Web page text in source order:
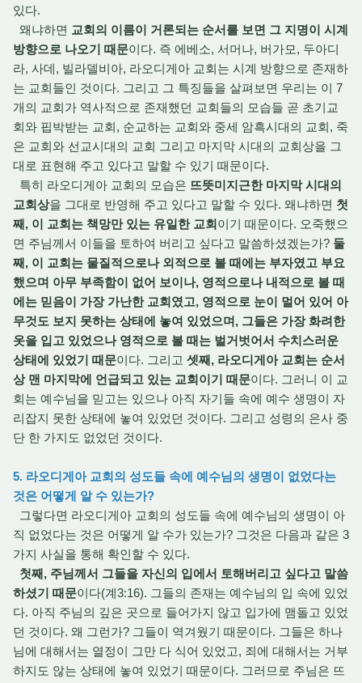
있다.
왜냐하면 교회의 이름이 거론되는 순서를 보면 그 지명이 시계
방향으로 나오기 때문이다. 즉 에베소, 서머나, 버가모, 두아디
라, 사데, 빌라델비아, 라오디게아 교회는 시계 방향으로 존재하
는 교회들인 것이다. 그리고 그 특징들을 살펴보면 우리는 이 7
개의 교회가 역사적으로 존재했던 교회들의 모습들 곧 초기교
회와 핍박받는 교회, 순교하는 교회와 중세 암흑시대의 교회, 죽
은 교회와 선교시대의 교회 그리고 마지막 시대의 교회상을 그
대로 표현해 주고 있다고 말할 수 있기 때문이다.
특히 라오디게아 교회의 모습은 뜨뜻미지근한 마지막 시대의
교회상을 그대로 반영해 주고 있다고 말할 수 있다. 왜냐하면 첫
째, 이 교회는 책망만 있는 유일한 교회이기 때문이다. 오죽했으
면 주님께서 이들을 토하여 버리고 싶다고 말씀하셨겠는가? 둘
째, 이 교회는 물질적으로나 외적으로 볼 때에는 부자였고 부요
했으며 아무 부족함이 없어 보이나, 영적으로나 내적으로 볼 때
에는 믿음이 가장 가난한 교회였고, 영적으로 눈이 멀어 있어 아
무것도 보지 못하는 상태에 놓여 있었으며, 그들은 가장 화려한
옷을 입고 있었으나 영적으로 볼 때는 벌거벗어서 수치스러운
상태에 있었기 때문이다. 그리고 셋째, 라오디게아 교회는 순서
상 맨 마지막에 언급되고 있는 교회이기 때문이다. 그러니 이 교
회는 예수님을 믿고는 있으나 아직 자기들 속에 예수 생명이 자
리잡지 못한 상태에 놓여 있었던 것이다. 그리고 성령의 은사 중
단 한 가지도 없었던 것이다.
5. 라오디게아 교회의 성도들 속에 예수님의 생명이 없었다는
것은 어떻게 알 수 있는가?
그렇다면 라오디게아 교회의 성도들 속에 예수님의 생명이 아
직 없었다는 것은 어떻게 알 수가 있는가? 그것은 다음과 같은 3
가지 사실을 통해 확인할 수 있다.
첫째, 주님께서 그들을 자신의 입에서 토해버리고 싶다고 말씀
하셨기 때문이다(계3:16). 그들의 존재는 예수님의 입 속에 있었
다. 아직 주님의 깊은 곳으로 들어가지 않고 입가에 맴돌고 있었
던 것이다. 왜 그런가? 그들이 역겨웠기 때문이다. 그들은 하나
님에 대해서는 열정이 그만 다 식어 있었고, 죄에 대해서는 거부
하지도 않는 상태에 놓여 있었기 때문이다. 그러므로 주님은 뜨